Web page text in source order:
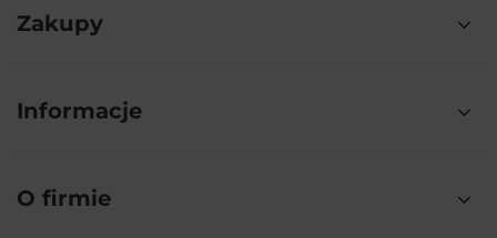
Zakupy
Informacje
O firmie